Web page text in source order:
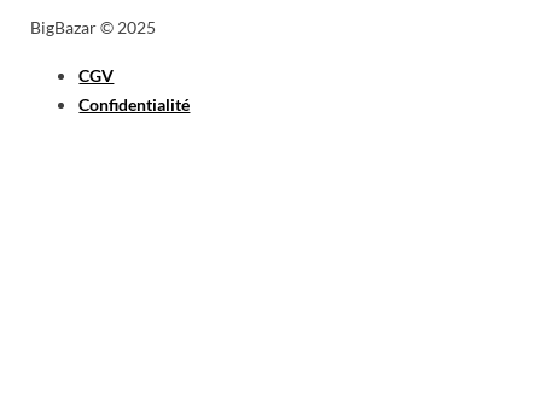
BigBazar © 2025
CGV
Confidentialité